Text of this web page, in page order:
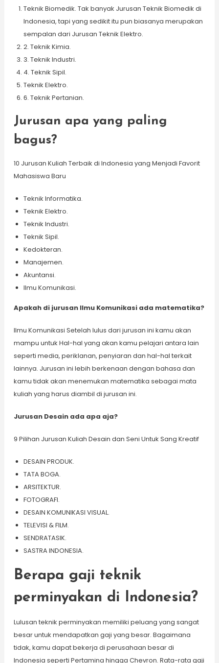
Teknik Biomedik. Tak banyak Jurusan Teknik Biomedik di
Indonesia, tapi yang sedikit itu pun biasanya merupakan
sempalan dari Jurusan Teknik Elektro.
2. Teknik Kimia.
3. Teknik Industri.
4. Teknik Sipil.
Teknik Elektro.
6. Teknik Pertanian.
Jurusan apa yang paling
bagus?
10 Jurusan Kuliah Terbaik di Indonesia yang Menjadi Favorit
Mahasiswa Baru
Teknik Informatika.
Teknik Elektro.
Teknik Industri.
Teknik Sipil.
Kedokteran.
Manajemen.
Akuntansi.
Ilmu Komunikasi.
Apakah di jurusan Ilmu Komunikasi ada matematika?
Ilmu Komunikasi Setelah lulus dari jurusan ini kamu akan
mampu untuk Hal-hal yang akan kamu pelajari antara lain
seperti media, periklanan, penyiaran dan hal-hal terkait
lainnya. Jurusan ini lebih berkenaan dengan bahasa dan
kamu tidak akan menemukan matematika sebagai mata
kuliah yang harus diambil di jurusan ini.
Jurusan Desain ada apa aja?
9 Pilihan Jurusan Kuliah Desain dan Seni Untuk Sang Kreatif
DESAIN PRODUK.
TATA BOGA.
ARSITEKTUR.
FOTOGRAFI.
DESAIN KOMUNIKASI VISUAL.
TELEVISI & FILM.
SENDRATASIK.
SASTRA INDONESIA.
Berapa gaji teknik
perminyakan di Indonesia?
Lulusan teknik perminyakan memiliki peluang yang sangat
besar untuk mendapatkan gaji yang besar. Bagaimana
tidak, kamu dapat bekerja di perusahaan besar di
Indonesia seperti Pertamina hingga Chevron. Rata-rata gaji